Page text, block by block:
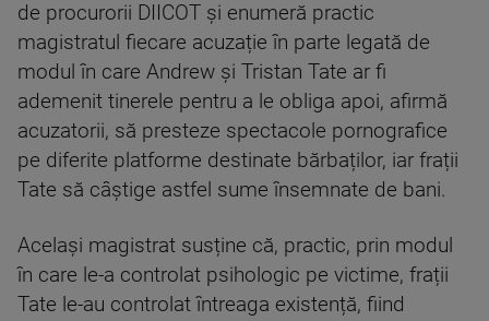
de procurorii DIICOT și enumeră practic
magistratul fiecare acuzație în parte legată de
modul în care Andrew și Tristan Tate ar fi
ademenit tinerele pentru a le obliga apoi, afirmă
acuzatorii, să presteze spectacole pornografice
pe diferite platforme destinate bărbaților, iar frații
Tate să câștige astfel sume însemnate de bani.
Același magistrat susține că, practic, prin modul
în care le-a controlat psihologic pe victime, frații
Tate le-au controlat întreaga existență, fiind